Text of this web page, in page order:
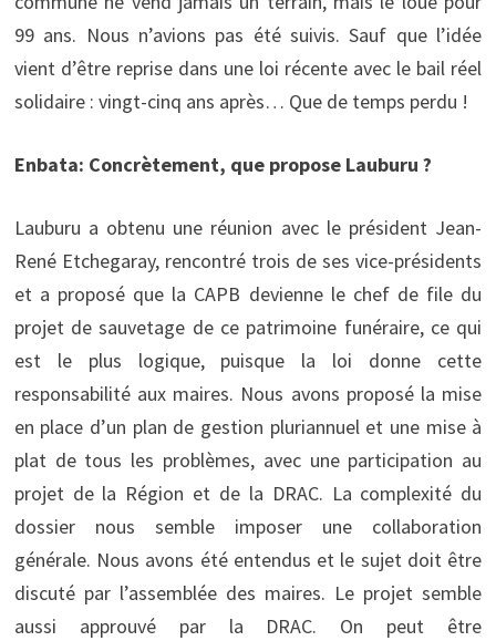
99 ans. Nous n’avions pas été suivis. Sauf que l’idée
vient d’être reprise dans une loi récente avec le bail réel
solidaire : vingt-cinq ans après… Que de temps perdu !
Enbata: Concrètement, que propose Lauburu ?
Lauburu a obtenu une réunion avec le président Jean-
René Etchegaray, rencontré trois de ses vice-présidents
et a proposé que la CAPB devienne le chef de file du
projet de sauvetage de ce patrimoine funéraire, ce qui
est le plus logique, puisque la loi donne cette
responsabilité aux maires. Nous avons proposé la mise
en place d’un plan de gestion pluriannuel et une mise à
plat de tous les problèmes, avec une participation au
projet de la Région et de la DRAC. La complexité du
dossier nous semble imposer une collaboration
générale. Nous avons été entendus et le sujet doit être
discuté par l’assemblée des maires. Le projet semble
aussi approuvé par la DRAC. On peut être